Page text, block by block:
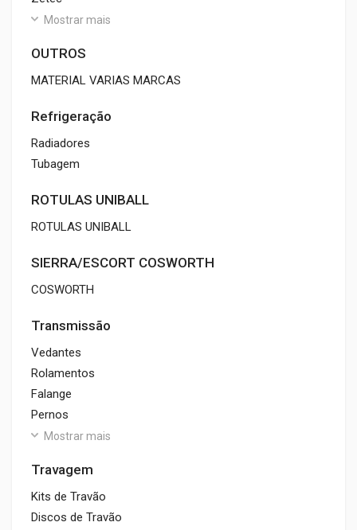
Mostrar mais
OUTROS
MATERIAL VARIAS MARCAS
Refrigeração
Radiadores
Tubagem
ROTULAS UNIBALL
ROTULAS UNIBALL
SIERRA/ESCORT COSWORTH
COSWORTH
Transmissão
Vedantes
Rolamentos
Falange
Pernos
Mostrar mais
Travagem
Kits de Travão
Discos de Travão